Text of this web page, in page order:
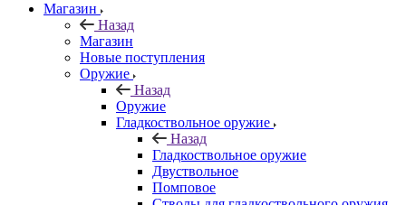
Магазин
Назад
Магазин
Новые поступления
Оружие
Назад
Оружие
Гладкоствольное оружие
Назад
Гладкоствольное оружие
Двуствольное
Помповое